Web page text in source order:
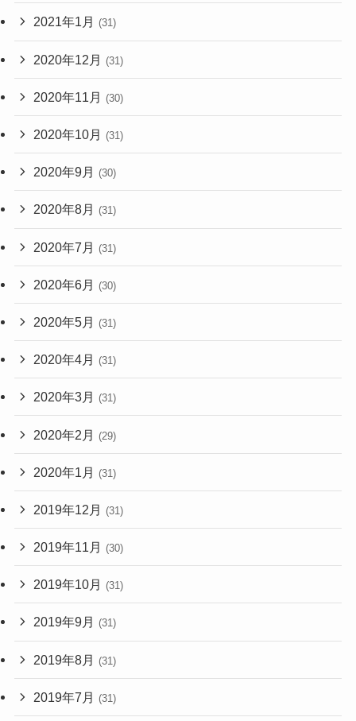
2021年1月 (31)
2020年12月 (31)
2020年11月 (30)
2020年10月 (31)
2020年9月 (30)
2020年8月 (31)
2020年7月 (31)
2020年6月 (30)
2020年5月 (31)
2020年4月 (31)
2020年3月 (31)
2020年2月 (29)
2020年1月 (31)
2019年12月 (31)
2019年11月 (30)
2019年10月 (31)
2019年9月 (31)
2019年8月 (31)
2019年7月 (31)